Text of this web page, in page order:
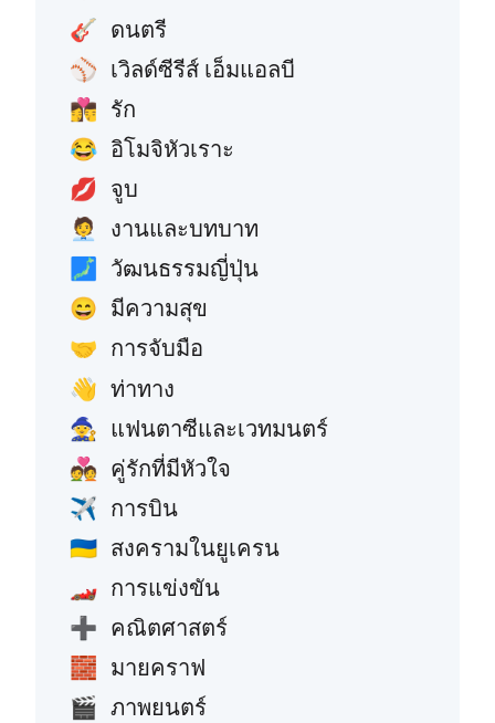
🎸 ดนตรี
⚾ เวิลด์ซีรีส์ เอ็มแอลบี
👩‍❤️‍💋‍👨 รัก
😂 อิโมจิหัวเราะ
💋 จูบ
🧑‍💼 งานและบทบาท
🗾 วัฒนธรรมญี่ปุ่น
😄 มีความสุข
🤝 การจับมือ
👋 ท่าทาง
🧙 แฟนตาซีและเวทมนตร์
💑 คู่รักที่มีหัวใจ
✈️ การบิน
🇺🇦 สงครามในยูเครน
🏎️ การแข่งขัน
➕ คณิตศาสตร์
🧱 มายคราฟ
🎬 ภาพยนตร์